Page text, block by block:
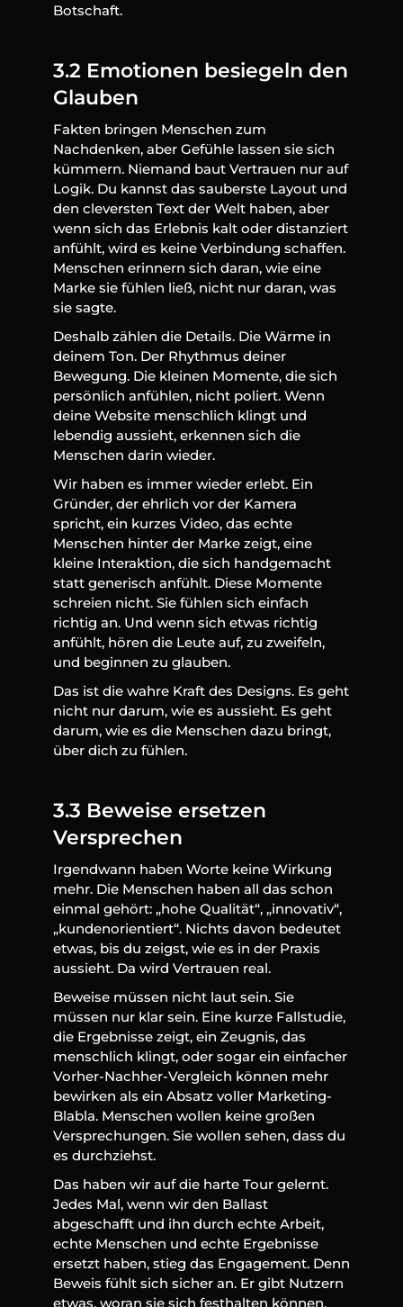
Botschaft.
3.2 Emotionen besiegeln den
Glauben
Fakten bringen Menschen zum
Nachdenken, aber Gefühle lassen sie sich
kümmern. Niemand baut Vertrauen nur auf
Logik. Du kannst das sauberste Layout und
den cleversten Text der Welt haben, aber
wenn sich das Erlebnis kalt oder distanziert
anfühlt, wird es keine Verbindung schaffen.
Menschen erinnern sich daran, wie eine
Marke sie fühlen ließ, nicht nur daran, was
sie sagte.
Deshalb zählen die Details. Die Wärme in
deinem Ton. Der Rhythmus deiner
Bewegung. Die kleinen Momente, die sich
persönlich anfühlen, nicht poliert. Wenn
deine Website menschlich klingt und
lebendig aussieht, erkennen sich die
Menschen darin wieder.
Wir haben es immer wieder erlebt. Ein
Gründer, der ehrlich vor der Kamera
spricht, ein kurzes Video, das echte
Menschen hinter der Marke zeigt, eine
kleine Interaktion, die sich handgemacht
statt generisch anfühlt. Diese Momente
schreien nicht. Sie fühlen sich einfach
richtig an. Und wenn sich etwas richtig
anfühlt, hören die Leute auf, zu zweifeln,
und beginnen zu glauben.
Das ist die wahre Kraft des Designs. Es geht
nicht nur darum, wie es aussieht. Es geht
darum, wie es die Menschen dazu bringt,
über dich zu fühlen.
3.3 Beweise ersetzen
Versprechen
Irgendwann haben Worte keine Wirkung
mehr. Die Menschen haben all das schon
einmal gehört: „hohe Qualität“, „innovativ“,
„kundenorientiert“. Nichts davon bedeutet
etwas, bis du zeigst, wie es in der Praxis
aussieht. Da wird Vertrauen real.
Beweise müssen nicht laut sein. Sie
müssen nur klar sein. Eine kurze Fallstudie,
die Ergebnisse zeigt, ein Zeugnis, das
menschlich klingt, oder sogar ein einfacher
Vorher-Nachher-Vergleich können mehr
bewirken als ein Absatz voller Marketing-
Blabla. Menschen wollen keine großen
Versprechungen. Sie wollen sehen, dass du
es durchziehst.
Das haben wir auf die harte Tour gelernt.
Jedes Mal, wenn wir den Ballast
abgeschafft und ihn durch echte Arbeit,
echte Menschen und echte Ergebnisse
ersetzt haben, stieg das Engagement. Denn
Beweis fühlt sich sicher an. Er gibt Nutzern
etwas, woran sie sich festhalten können.